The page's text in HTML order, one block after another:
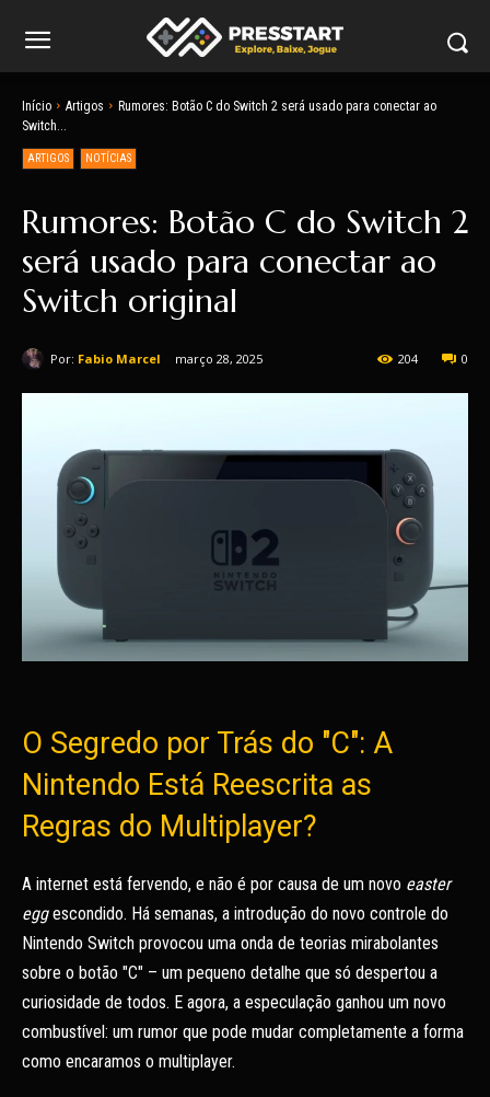
Início Artigos
Rumores: Botão C do Switch 2 será usado para conectar ao
Switch...
ARTIGOS NOTÍCIAS
Rumores: Botão C do Switch 2
será usado para conectar ao
Switch original
Por: Fabio Marcel março 28, 2025 0
204
O Segredo por Trás do "C": A
Nintendo Está Reescrita as
Regras do Multiplayer?
A internet está fervendo, e não é por causa de um novo easter
eggescondido. Há semanas, a introdução do novo controle do
Nintendo Switch provocou uma onda de teorias mirabolantes
sobre o botão "C" – um pequeno detalhe que só despertou a
curiosidade de todos. E agora, a especulação ganhou um novo
combustível: um rumor que pode mudar completamente a forma
como encaramos o multiplayer.